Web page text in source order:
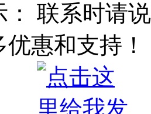
： 联系时请
惠和支持！